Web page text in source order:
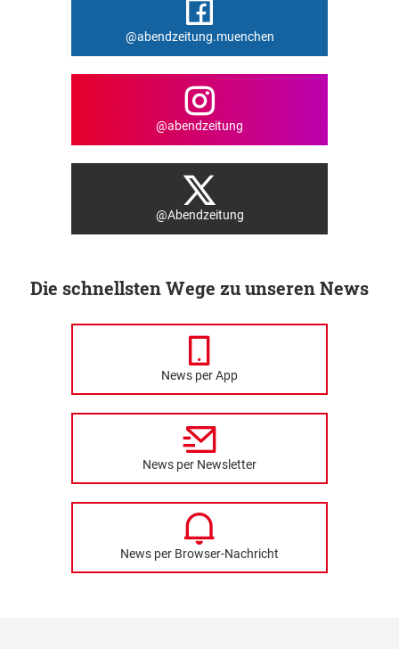
@abendzeitung.muenchen
@abendzeitung
@Abendzeitung
Die schnellsten Wege zu unseren News
News per App
News per Newsletter
News per Browser-Nachricht